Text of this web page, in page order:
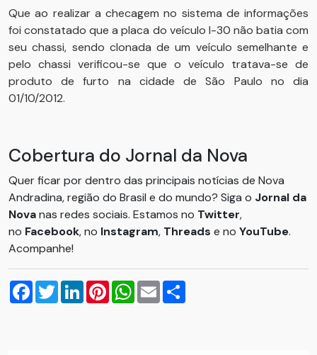
Que ao realizar a checagem no sistema de informações
foi constatado que a placa do veículo I-30 não batia com
seu chassi, sendo clonada de um veículo semelhante e
pelo chassi verificou-se que o veículo tratava-se de
produto de furto na cidade de São Paulo no dia
01/10/2012.
Cobertura do Jornal da Nova
Quer ficar por dentro das principais notícias de Nova
Andradina, região do Brasil e do mundo? Siga o Jornal da
Novanas redes sociais. Estamos no Twitter,
no Facebook, no Instagram, Threads e no YouTube.
Acompanhe!
Facebook
TwitterLinkedInPinterestWhatsApp
Email